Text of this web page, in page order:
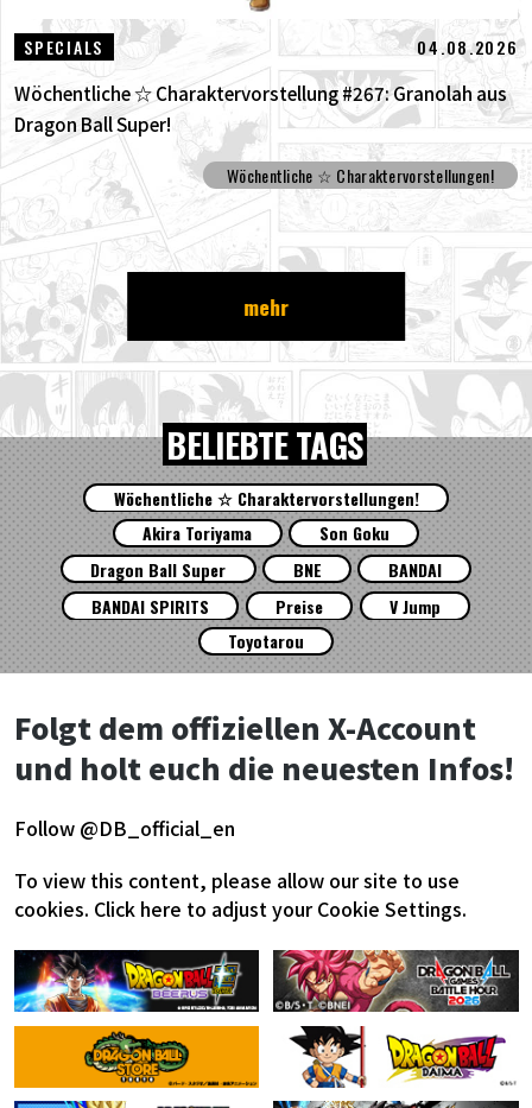
SPECIALS 04.08.2026
Wöchentliche ☆ Charaktervorstellung #267: Granolah aus
Dragon Ball Super!
Wöchentliche ☆ Charaktervorstellungen!
mehr
BELIEBTE TAGS
Wöchentliche ☆ Charaktervorstellungen!
Akira Toriyama
Son Goku
Dragon Ball Super
BNE
BANDAI
BANDAI SPIRITS
Preise
V Jump
Toyotarou
Folgt dem offiziellen X-Account
und holt euch die neuesten Infos!
Follow @DB_official_en
To view this content, please allow our site to use
cookies. Click here to adjust your Cookie Settings.